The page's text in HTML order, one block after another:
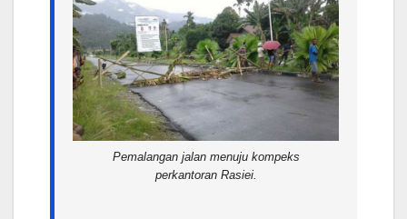
Pemalangan jalan menuju kompeks
perkantoran Rasiei.